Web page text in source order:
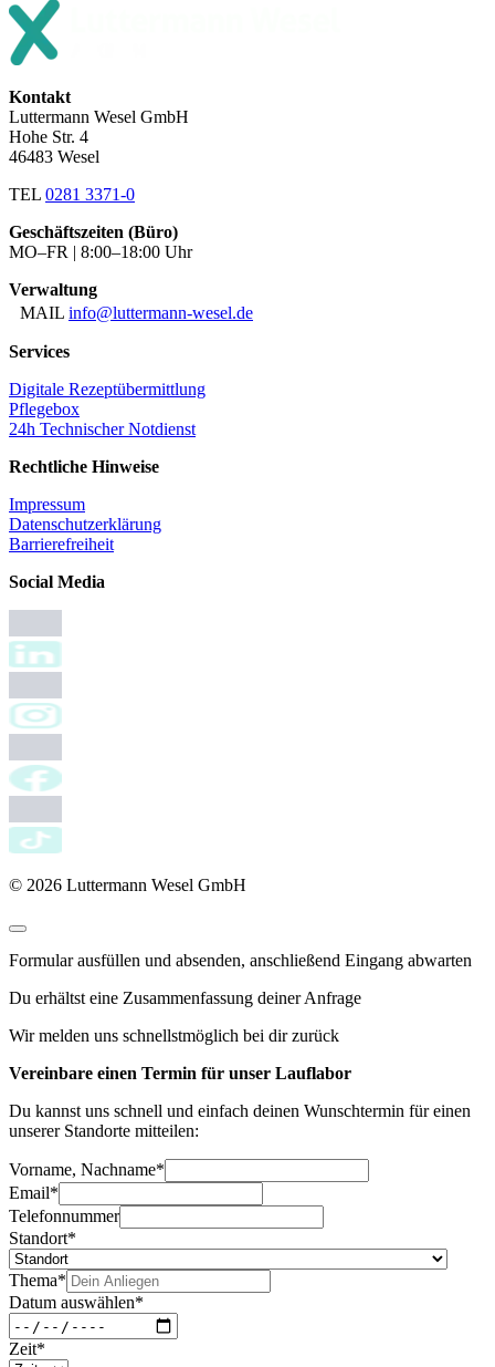
Kontakt
Luttermann Wesel GmbH
Hohe Str. 4
46483 Wesel
TEL 0281 3371-0
Geschäftszeiten (Büro)
MO–FR | 8:00–18:00 Uhr
Verwaltung
MAIL info@luttermann-wesel.de
Services
Digitale Rezeptübermittlung
Pflegebox
24h Technischer Notdienst
Rechtliche Hinweise
Impressum
Datenschutzerklärung
Barrierefreiheit
Social Media
© 2026 Luttermann Wesel GmbH
Formular ausfüllen und absenden, anschließend Eingang abwarten
Du erhältst eine Zusammenfassung deiner Anfrage
Wir melden uns schnellstmöglich bei dir zurück
Vereinbare einen Termin für unser Lauflabor
Du kannst uns schnell und einfach deinen Wunschtermin für einen
unserer Standorte mitteilen:
Vorname, Nachname*
Email*
Telefonnummer
Standort*
Thema*
Datum auswählen*
Zeit*